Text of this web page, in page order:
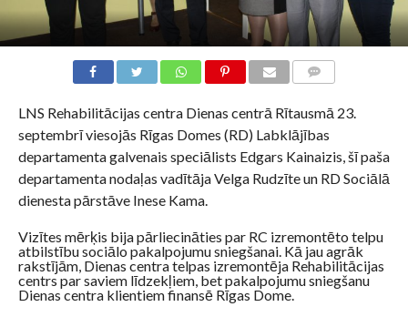
LNS Rehabilitācijas centra Dienas centrā Rītausmā 23.
septembrī viesojās Rīgas Domes (RD) Labklājības
departamenta galvenais speciālists Edgars Kainaizis, šī paša
departamenta nodaļas vadītāja Velga Rudzīte un RD Sociālā
dienesta pārstāve Inese Kama.
Vizītes mērķis bija pārliecināties par RC izremontēto telpu
atbilstību sociālo pakalpojumu sniegšanai. Kā jau agrāk
rakstījām, Dienas centra telpas izremontēja Rehabilitācijas
centrs par saviem līdzekļiem, bet pakalpojumu sniegšanu
Dienas centra klientiem finansē Rīgas Dome.